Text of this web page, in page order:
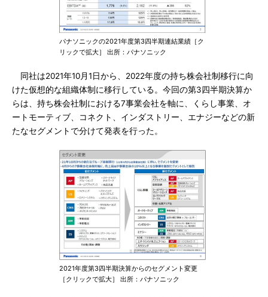
パナソニックの2021年度第3四半期連結業績［ク
リックで拡大］ 出所：パナソニック
同社は2021年10月1日から、2022年度の持ち株会社制移行に向
けた仮想的な組織体制に移行している。今回の第3四半期決算か
らは、持ち株会社制における7事業会社を軸に、くらし事業、オ
ートモーティブ、コネクト、インダストリー、エナジーなどの新
たなセグメントで分けて発表を行った。
2021年度第3四半期決算からのセグメント変更
［クリックで拡大］ 出所：パナソニック